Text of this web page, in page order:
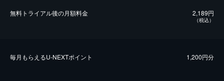
無料トライアル後の⽉額料金 2,189円
（税込）
毎⽉もらえるU-NEXTポイント 1,200円分